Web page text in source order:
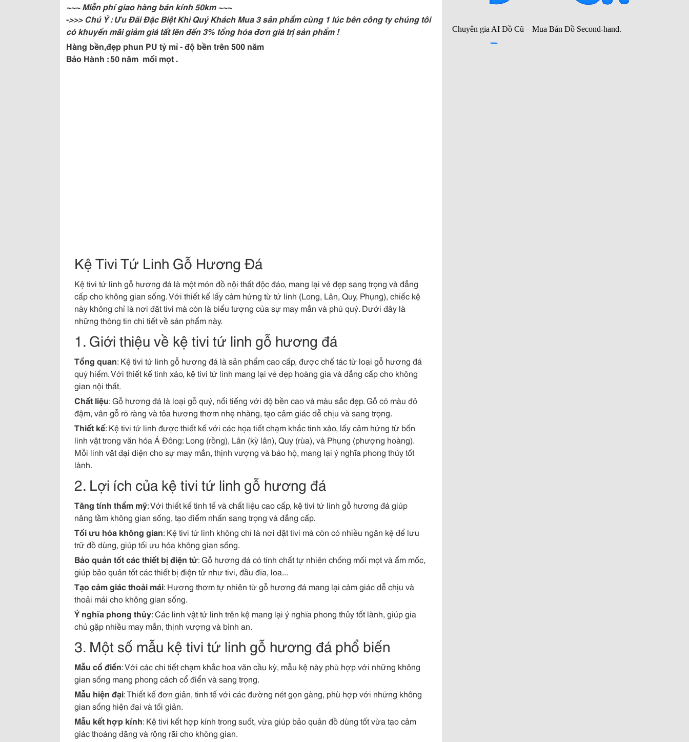
~~~ Miễn phí giao hàng bán kính 50km ~~~
->>> Chú Ý : Ưu Đãi Đặc Biệt Khi Quý Khách Mua 3 sản phẩm cùng 1 lúc bên công ty chúng tôi
có khuyến mãi giảm giá tất lên đến 3% tổng hóa đơn giá trị sản phẩm !
Hàng bền,đẹp phun PU tỷ mỉ - độ bền trên 500 năm
Bảo Hành : 50 năm mối mọt .
Kệ Tivi Tứ Linh Gỗ Hương Đá
Kệ tivi tứ linh gỗ hương đá là một món đồ nội thất độc đáo, mang lại vẻ đẹp sang trọng và đẳng
cấp cho không gian sống. Với thiết kế lấy cảm hứng từ tứ linh (Long, Lân, Quy, Phụng), chiếc kệ
này không chỉ là nơi đặt tivi mà còn là biểu tượng của sự may mắn và phú quý. Dưới đây là
những thông tin chi tiết về sản phẩm này.
1. Giới thiệu về kệ tivi tứ linh gỗ hương đá
Tổng quan: Kệ tivi tứ linh gỗ hương đá là sản phẩm cao cấp, được chế tác từ loại gỗ hương đá
quý hiếm. Với thiết kế tinh xảo, kệ tivi tứ linh mang lại vẻ đẹp hoàng gia và đẳng cấp cho không
gian nội thất.
Chất liệu: Gỗ hương đá là loại gỗ quý, nổi tiếng với độ bền cao và màu sắc đẹp. Gỗ có màu đỏ
đậm, vân gỗ rõ ràng và tỏa hương thơm nhẹ nhàng, tạo cảm giác dễ chịu và sang trọng.
Thiết kế: Kệ tivi tứ linh được thiết kế với các họa tiết chạm khắc tinh xảo, lấy cảm hứng từ bốn
linh vật trong văn hóa Á Đông: Long (rồng), Lân (kỳ lân), Quy (rùa), và Phụng (phượng hoàng).
Mỗi linh vật đại diện cho sự may mắn, thịnh vượng và bảo hộ, mang lại ý nghĩa phong thủy tốt
lành.
2. Lợi ích của kệ tivi tứ linh gỗ hương đá
Tăng tính thẩm mỹ: Với thiết kế tinh tế và chất liệu cao cấp, kệ tivi tứ linh gỗ hương đá giúp
nâng tầm không gian sống, tạo điểm nhấn sang trọng và đẳng cấp.
Tối ưu hóa không gian: Kệ tivi tứ linh không chỉ là nơi đặt tivi mà còn có nhiều ngăn kệ để lưu
trữ đồ dùng, giúp tối ưu hóa không gian sống.
Bảo quản tốt các thiết bị điện tử: Gỗ hương đá có tính chất tự nhiên chống mối mọt và ẩm mốc,
giúp bảo quản tốt các thiết bị điện tử như tivi, đầu đĩa, loa...
Tạo cảm giác thoải mái: Hương thơm tự nhiên từ gỗ hương đá mang lại cảm giác dễ chịu và
thoải mái cho không gian sống.
Ý nghĩa phong thủy: Các linh vật tứ linh trên kệ mang lại ý nghĩa phong thủy tốt lành, giúp gia
chủ gặp nhiều may mắn, thịnh vượng và bình an.
3. Một số mẫu kệ tivi tứ linh gỗ hương đá phổ biến
Mẫu cổ điển: Với các chi tiết chạm khắc hoa văn cầu kỳ, mẫu kệ này phù hợp với những không
gian sống mang phong cách cổ điển và sang trọng.
Mẫu hiện đại: Thiết kế đơn giản, tinh tế với các đường nét gọn gàng, phù hợp với những không
gian sống hiện đại và tối giản.
Mẫu kết hợp kính: Kệ tivi kết hợp kính trong suốt, vừa giúp bảo quản đồ dùng tốt vừa tạo cảm
giác thoáng đãng và rộng rãi cho không gian.